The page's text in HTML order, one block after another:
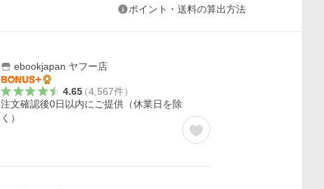
ポイント・送料の算出方法
ebookjapan ヤフー店
4.65（4,567件）
注文確認後0日以内にご提供（休業日を除
く）